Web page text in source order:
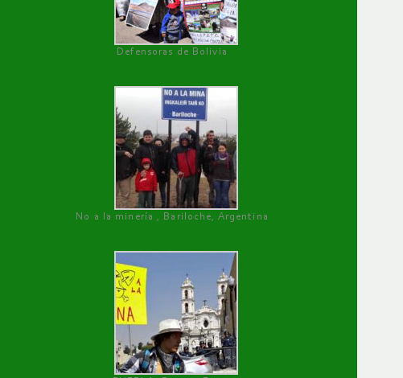
Defensoras de Bolivia
No a la minería , Bariloche, Argentina